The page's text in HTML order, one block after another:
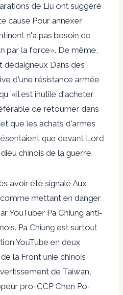
de Liu ont suggéré
cause Pour annexer
n'a pas besoin de
par la force». De même,
dédaigneux Dans des
d'une résistance armée
'«il est inutile d'acheter
de retourner dans
que les achats d'armes
que devant Lord
chinois de la guerre.
avoir été signalé Aux
mettant en danger
YouTuber Pa Chiung anti-
Pa Chiung est surtout
YouTube en deux
la Front unie chinois
de Taiwan,
pro-CCP Chen Po-